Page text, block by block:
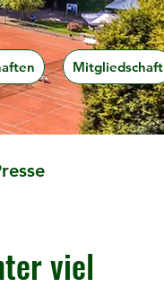
Mitgliedschaft
viel